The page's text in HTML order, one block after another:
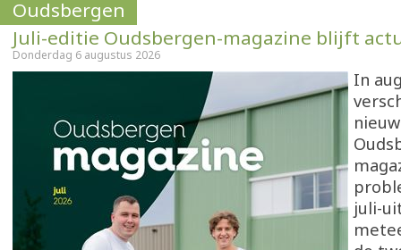
Oudsbergen
Juli-editie Oudsbergen-magazine blijft
Donderdag 6 augustus 2026
In
juli-